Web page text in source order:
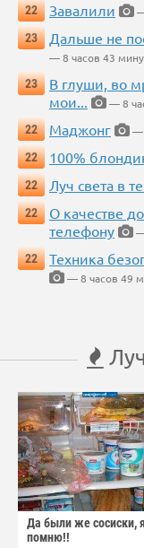
22
Завалили
23
Дальше не
— 8 часов 43
23
В глуши, во
мои...
— 8
22
Маджонг
—
22
100%
22
Луч света в
22
О качестве
телефону
22
Техника
— 8 часов 49
Да были же сосиски,
помню!!